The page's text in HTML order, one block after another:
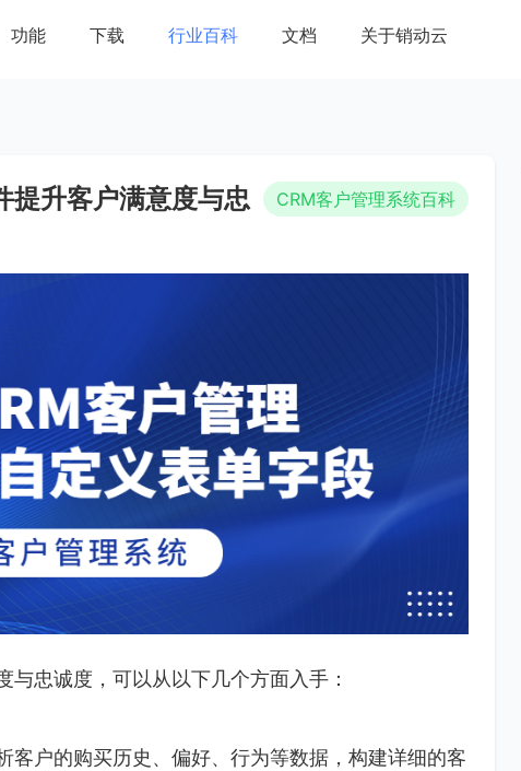
功能 下载 行业百科 文档 关于销动云
提升客户满意度与忠
CRM客户管理系统百科
忠诚度，可以从以下几个方面入手：
客户的购买历史、偏好、行为等数据，构建详细的客